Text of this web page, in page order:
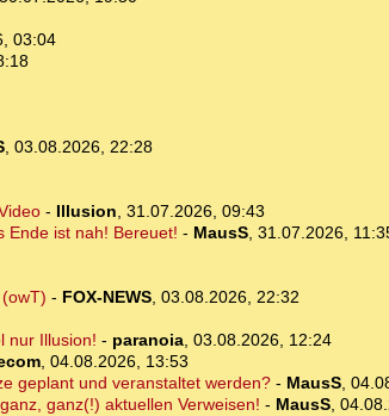
03:04
, 03.08.2026, 22:28
- Illusion, 31.07.2026, 09:43
Ende ist nah! Bereuet! - MausS, 31.07.2026,
- FOX-NEWS, 03.08.2026, 22:32
nur Illusion! - paranoia, 03.08.2026, 12:24
, 04.08.2026, 13:53
geplant und veranstaltet werden?- MausS,
ganz(!) aktuellen Verweisen! - MausS,